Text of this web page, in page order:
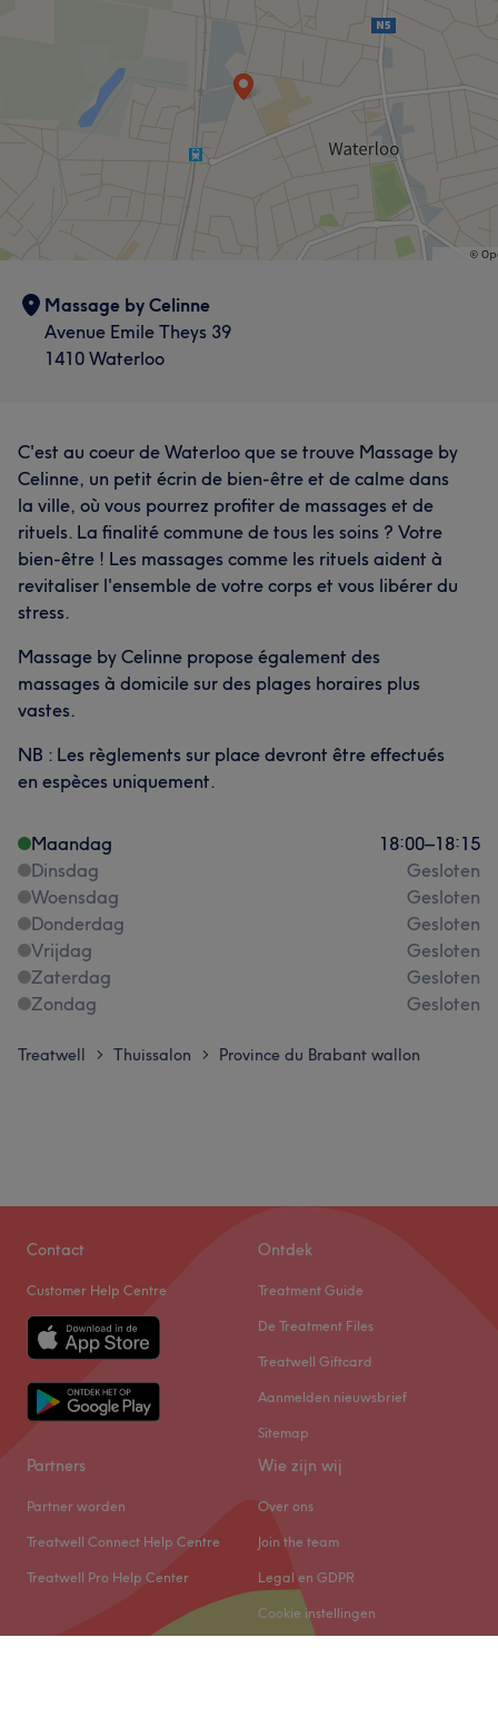
Massage by Celinne
Avenue Emile Theys 39
1410 Waterloo
C'est au coeur de Waterloo que se trouve Massage by
Celinne, un petit écrin de bien-être et de calme dans
la ville, où vous pourrez profiter de massages et de
rituels. La finalité commune de tous les soins ? Votre
bien-être ! Les massages comme les rituels aident à
revitaliser l'ensemble de votre corps et vous libérer du
stress.
Massage by Celinne propose également des
massages à domicile sur des plages horaires plus
vastes.
NB : Les règlements sur place devront être effectués
en espèces uniquement.
Maandag 18:00–18:15
Dinsdag
Gesloten
Woensdag
Gesloten
Donderdag
Gesloten
Vrijdag
Gesloten
Zaterdag
Gesloten
Zondag
Gesloten
Treatwell > Thuissalon > Province du Brabant wallon
Contact
Customer Help Centre
Ontdek
Treatment Guide
De Treatment Files
Treatwell Giftcard
Aanmelden nieuwsbrief
Sitemap
Partners
Partner worden
Treatwell Connect Help Centre
Treatwell Pro Help Center
Wie zijn wij
Over ons
Join the team
Legal en GDPR
Cookie instellingen